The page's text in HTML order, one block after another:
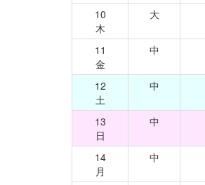
10
木
大
11
金
中
12
土
中
13
日
中
14
月
中